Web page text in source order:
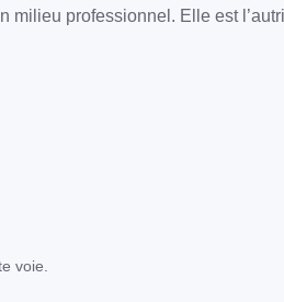
professionnel. Elle est
voie.